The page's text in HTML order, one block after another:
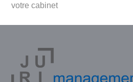
votre cabinet